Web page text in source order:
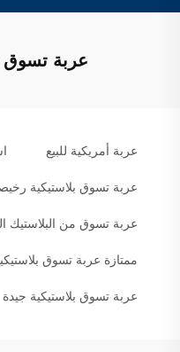
عربة تسوق
عربة أمريكية للبيع
عربة تسوق بلاستيكية
عربة تسوق من البلاستيك
ممتازة عربة تسوق
عربة تسوق بلاستيكية جيدة